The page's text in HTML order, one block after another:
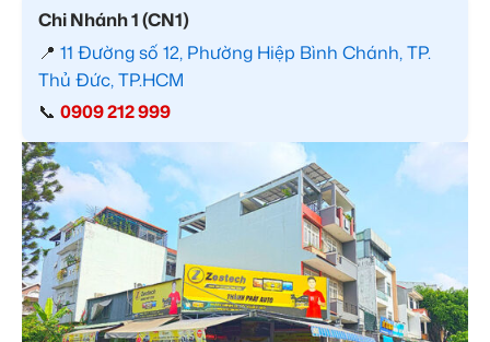
Chi Nhánh 1 (CN1)
📍 11 Đường số 12, Phường Hiệp Bình Chánh, TP.
Thủ Đức, TP.HCM
📞 0909 212 999